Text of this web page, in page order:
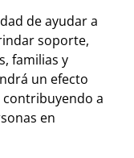
de ayudar a
soporte,
familias y
un efecto
a
en